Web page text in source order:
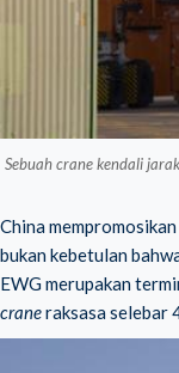
Sebuah crane kendali
China
bukan kebetulan
EWG merupakan
craneraksasa selebar